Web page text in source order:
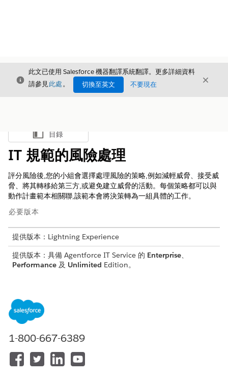
結束
此文已使用 Salesforce 機器翻譯系統翻譯。更多詳細資料
請參見此處。 切換至英文 不要現在 結束
顯示目錄
目錄
IT 規範的風險處理
評分風險後,您的小組會選擇處理風險的策略,例如減輕威脅、接受威
脅、將其轉移給第三方,或避免建立威脅的活動。每個策略都可以與
動作計畫範本相關聯,該範本會將決策轉為一組具體的工作。
必要版本
提供版本：Lightning Experience
提供版本：具備 Agentforce IT Service 的 Enterprise、
Performance 及 Unlimited Edition。
性」計畫類型下分類的立即可用動作計畫範本。
這些範本會對應至標準產業風險處理策略。附加至風險記錄時,系統
會自動產生您的 IT 小組執行該策略所需的特定基準工作。
緩解 (或減少) 風險
1-800-667-6389